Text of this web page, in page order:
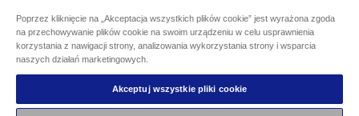
Skontaktuj się z nami w sprawie swoich danych
Informacje o plikach cookie
Działania firmy Epson na rzecz dostępności
Poprzez kliknięcie na „Akceptacja wszystkich plików cookie” jest wyrażona zgoda
na przechowywanie plików cookie na swoim urządzeniu w celu usprawnienia
korzystania z nawigacji strony, analizowania wykorzystania strony i wsparcia
naszych działań marketingowych.
Akceptuj wszystkie pliki cookie